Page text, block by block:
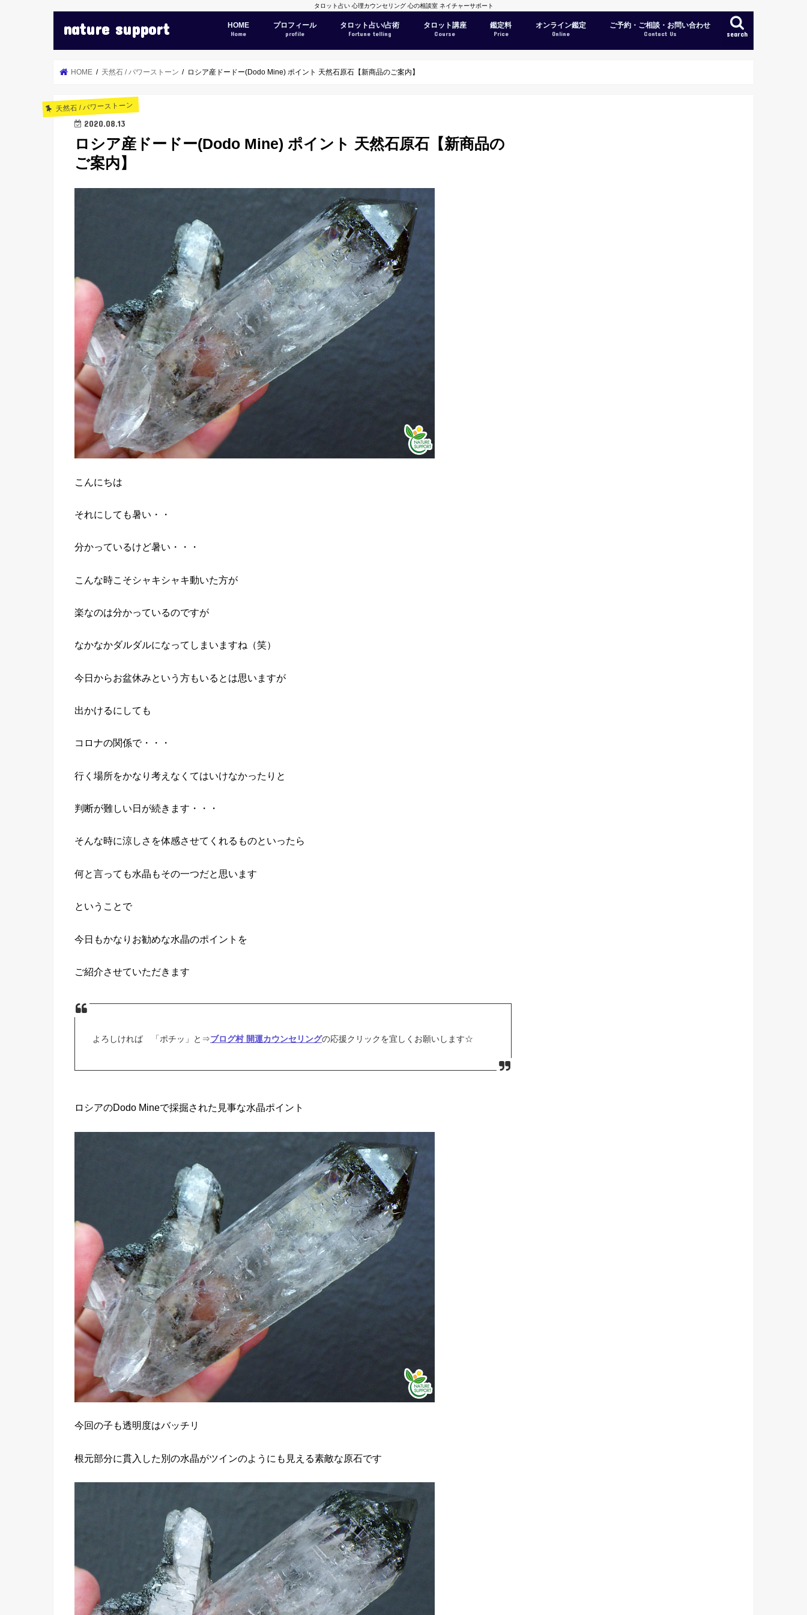
タロット占い 心理カウンセリング 心の相談室 ネイチャーサポート
nature support search
HOME
Home
プロフィール
profile
タロット占い/占術
Fortune telling
タロット講座
Course
鑑定料
Price
オンライン鑑定
Online
ご予約・ご相談・お問い合わせ
Contact Us
HOME 天然石 / パワーストーン ロシア産ドードー(Dodo Mine) ポイント 天然石原石【新商品のご案内】
天然石 / パワーストーン
2020.08.13
ロシア産ドードー(Dodo Mine) ポイント 天然石原石【新商品の
ご案内】
こんにちは
それにしても暑い・・
分かっているけど暑い・・・
こんな時こそシャキシャキ動いた方が
楽なのは分かっているのですが
なかなかダルダルになってしまいますね（笑）
今日からお盆休みという方もいるとは思いますが
出かけるにしても
コロナの関係で・・・
行く場所をかなり考えなくてはいけなかったりと
判断が難しい日が続きます・・・
そんな時に涼しさを体感させてくれるものといったら
何と言っても水晶もその一つだと思います
ということで
今日もかなりお勧めな水晶のポイントを
ご紹介させていただきます
よろしければ 「ポチッ」と⇒ブログ村 開運カウンセリングの応援クリックを宜しくお願いします☆
ロシアのDodo Mineで採掘された見事な水晶ポイント
今回の子も透明度はバッチリ
根元部分に貫入した別の水晶がツインのようにも見える素敵な原石です